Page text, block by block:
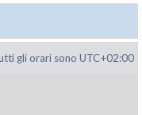
gli orari sono UTC+02:00